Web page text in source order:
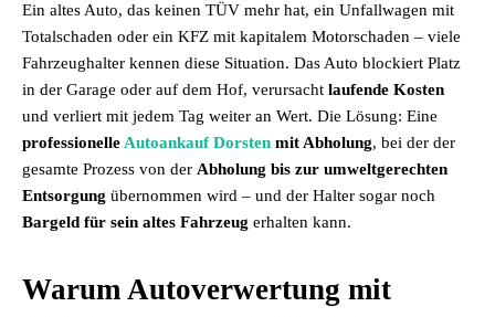
Ein altes Auto, das keinen TÜV mehr hat, ein Unfallwagen mit
Totalschaden oder ein KFZ mit kapitalem Motorschaden – viele
Fahrzeughalter kennen diese Situation. Das Auto blockiert Platz
in der Garage oder auf dem Hof, verursacht laufende Kosten
und verliert mit jedem Tag weiter an Wert. Die Lösung: Eine
professionelle Autoankauf Dorsten mit Abholung, bei der der
gesamte Prozess von der Abholung bis zur umweltgerechten
Entsorgung übernommen wird – und der Halter sogar noch
Bargeld für sein altes Fahrzeug erhalten kann.
Warum Autoverwertung mit